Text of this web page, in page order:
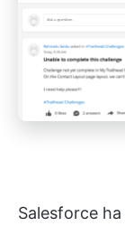
Salesforce